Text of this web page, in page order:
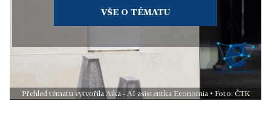
VŠE O TÉMATU
Přehled tématu vytvořila Aika - AI asistentka Economia • Foto: ČTK